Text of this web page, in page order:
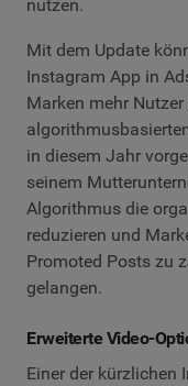
nutzen.
Mit dem Update
Instagram App in
Marken mehr
in diesem Jahr
seinem
Algorithmus die
reduzieren und
Promoted Posts zu
gelangen.
Erweiterte Video-
Einer der kürzlichen